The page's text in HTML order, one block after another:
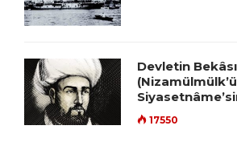
Devletin
17550